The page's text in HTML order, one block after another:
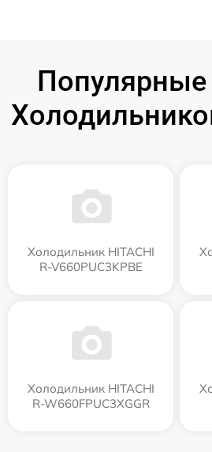
Холодильник HITACHI
R-V660PUC3KPBE
Холодильник HITACHI
R-W660FPUC3XGGR